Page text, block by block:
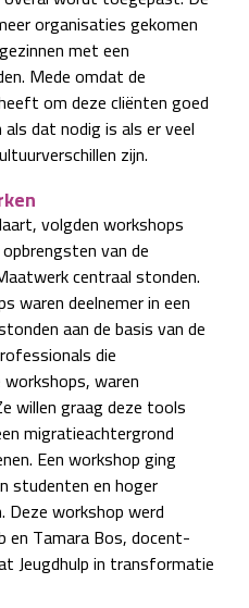
organisaties gekomen
met een
Mede omdat de
om deze cliënten goed
dat nodig is als er veel
zijn.
volgden workshops
van de
centraal stonden.
waren deelnemer in een
aan de basis van de
die
waren
willen graag deze tools
migratieachtergrond
Een workshop ging
studenten en hoger
Deze workshop werd
Tamara Bos, docent-
Jeugdhulp in transformatie